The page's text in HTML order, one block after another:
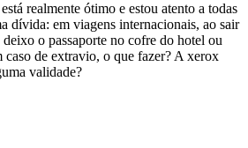
realmente ótimo e estou atento a todas
dívida: em viagens internacionais, ao sair
o passaporte no cofre do hotel ou
caso de extravio, o que fazer? A xerox
validade?